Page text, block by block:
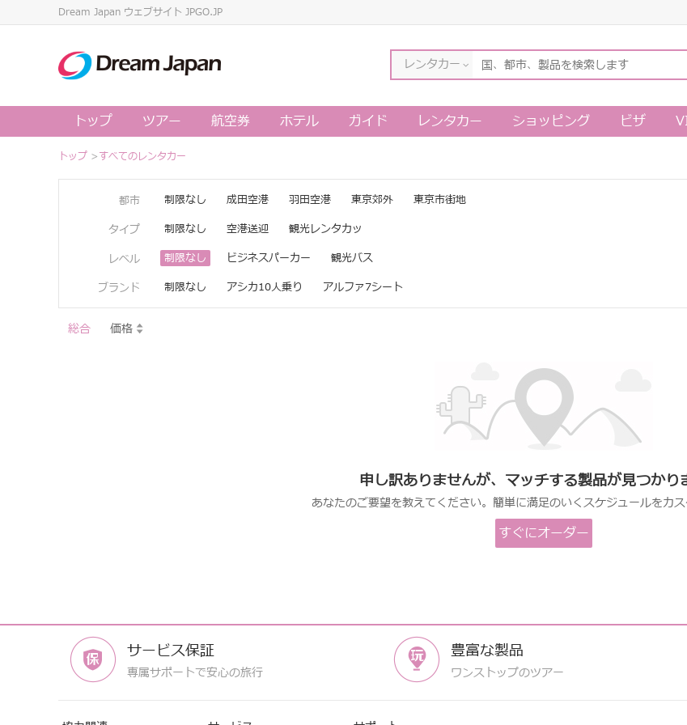
Dream Japan ウェブサイト JPGO.JP
レンタカー
トップ ツアー 航空券 ホテル ガイド レンタカー ショッピング ビザ
トップ >すべてのレンタカー
都市 制限なし 成田空港 羽田空港 東京郊外
東京市街地
タイプ
制限なし 空港送迎
観光レンタカッ
レベル
制限なし ビジネスパーカー
観光バス
ブランド
制限なし アシカ10人乗り アルファ7シート
総合 価格
申し訳ありませんが、マッチする製品が見つかり
あなたのご要望を教えてください。簡単に満足のいくスケジュールをカ
すぐにオーダー
サービス保証
専属サポートで安心の旅行
豊富な製品
ワンストップのツアー